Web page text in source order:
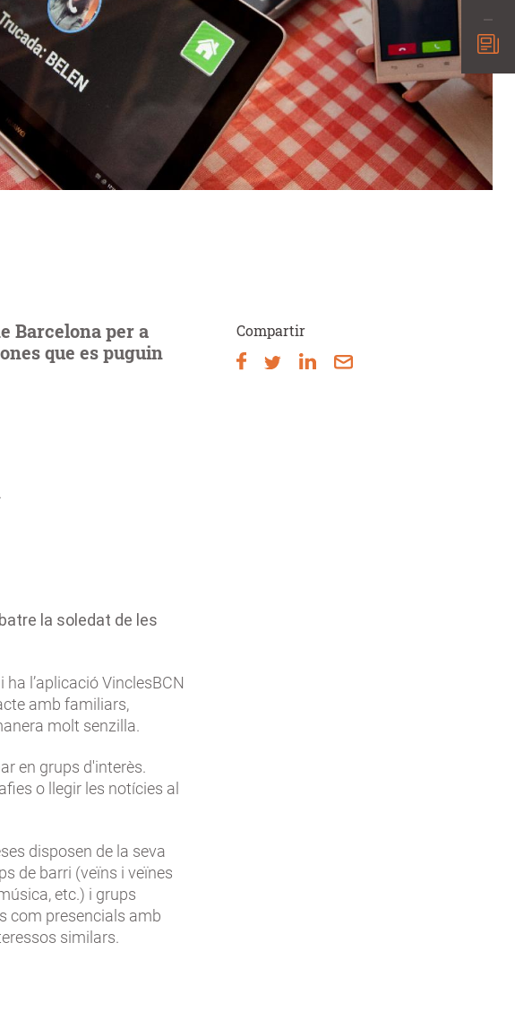
Compartir
Barcelona per a
que es puguin
la soledat de les
l’aplicació VinclesBCN
amb familiars,
molt senzilla.
en grups d'interès.
o llegir les notícies al
disposen de la seva
de barri (veïns i veïnes
etc.) i grups
com presencials amb
similars.